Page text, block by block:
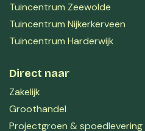
Tuincentrum Zeewolde
Tuincentrum Nijkerkerveen
Tuincentrum Harderwijk
Direct naar
Zakelijk
Groothandel
Projectgroen & spoedlevering